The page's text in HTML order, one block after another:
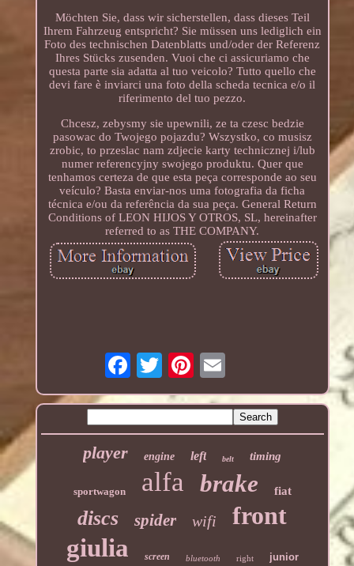
Möchten Sie, dass wir sicherstellen, dass dieses Teil
Ihrem Fahrzeug entspricht? Sie müssen uns lediglich ein
Foto des technischen Datenblatts und/oder der Referenz
Ihres Stücks zusenden. Vuoi che ci assicuriamo che
questa parte sia adatta al tuo veicolo? Tutto quello che
devi fare è inviarci una foto della scheda tecnica e/o il
riferimento del tuo pezzo.
Chcesz, zebysmy sie upewnili, ze ta czesc bedzie
pasowac do Twojego pojazdu? Wszystko, co musisz
zrobic, to przeslac nam zdjecie karty technicznej i/lub
numer referencyjny swojego produktu. Quer que
tenhamos certeza de que esta peça corresponde ao seu
veículo? Basta enviar-nos uma fotografia da ficha
técnica e/ou da referência da sua peça. General Return
Conditions of LEON HIJOS Y OTROS, SL, hereinafter
referred to as THE COMPANY.
player engine left belt timing
sportwagon alfa brake fiat
discs spider wifi
front
giulia
screen bluetooth right junior